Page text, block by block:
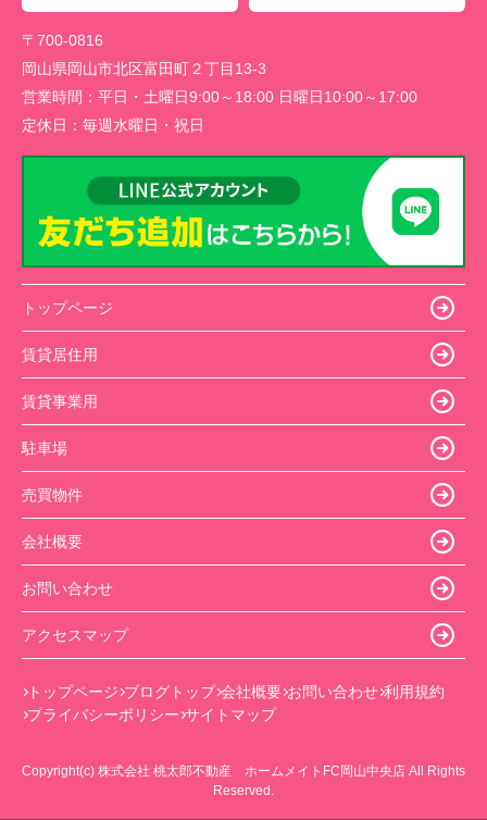
〒700-0816
岡山県岡山市北区富田町２丁目13-3
営業時間： 平日・土曜日9:00～18:00 日曜日10:00～17:00
定休日： 毎週水曜日・祝日
トップページ
賃貸居住用
賃貸事業用
駐車場
売買物件
会社概要
お問い合わせ
アクセスマップ
トップページ ブログトップ 会社概要 お問い合わせ 利用規約
プライバシーポリシー サイトマップ
Copyright(c) 株式会社 桃太郎不動産 ホームメイトFC岡山中央店 All Rights
Reserved.